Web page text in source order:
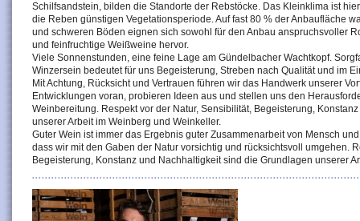
Schilfsandstein, bilden die Standorte der Rebstöcke. Das Kleinklima ist
die Reben günstigen Vegetationsperiode. Auf fast 80 % der Anbaufläche
und schweren Böden eignen sich sowohl für den Anbau anspruchsvoller
und feinfruchtige Weißweine hervor.
Viele Sonnenstunden, eine feine Lage am Gündelbacher Wachtkopf.
Winzersein bedeutet für uns Begeisterung, Streben nach Qualität und im
Mit Achtung, Rücksicht und Vertrauen führen wir das Handwerk unserer
Entwicklungen voran, probieren Ideen aus und stellen uns den
Weinbereitung. Respekt vor der Natur, Sensibilität, Begeisterung,
unserer Arbeit im Weinberg und Weinkeller.
Guter Wein ist immer das Ergebnis guter Zusammenarbeit von Mensch
dass wir mit den Gaben der Natur vorsichtig und rücksichtsvoll umgehen.
Begeisterung, Konstanz und Nachhaltigkeit sind die Grundlagen unserer